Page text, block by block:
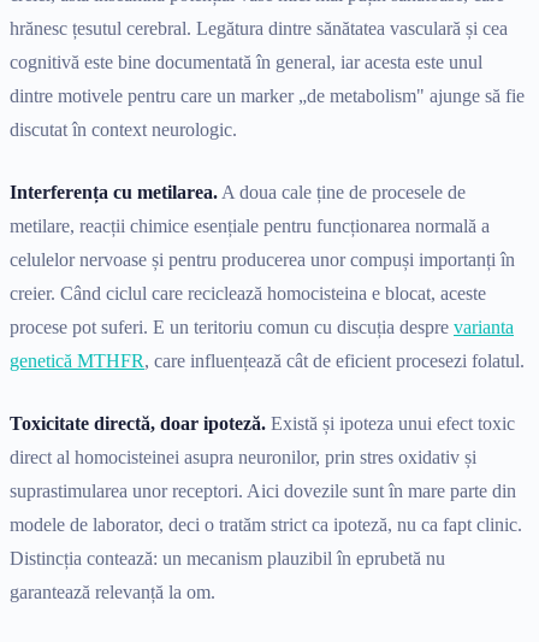
hrănesc țesutul cerebral. Legătura dintre sănătatea vasculară și cea
cognitivă este bine documentată în general, iar acesta este unul
dintre motivele pentru care un marker „de metabolism" ajunge să fie
discutat în context neurologic.
Interferența cu metilarea. A doua cale ține de procesele de
metilare, reacții chimice esențiale pentru funcționarea normală a
celulelor nervoase și pentru producerea unor compuși importanți în
creier. Când ciclul care reciclează homocisteina e blocat, aceste
procese pot suferi. E un teritoriu comun cu discuția despre varianta
genetică MTHFR, care influențează cât de eficient procesezi folatul.
Toxicitate directă, doar ipoteză. Există și ipoteza unui efect toxic
direct al homocisteinei asupra neuronilor, prin stres oxidativ și
suprastimularea unor receptori. Aici dovezile sunt în mare parte din
modele de laborator, deci o tratăm strict ca ipoteză, nu ca fapt clinic.
Distincția contează: un mecanism plauzibil în eprubetă nu
garantează relevanță la om.